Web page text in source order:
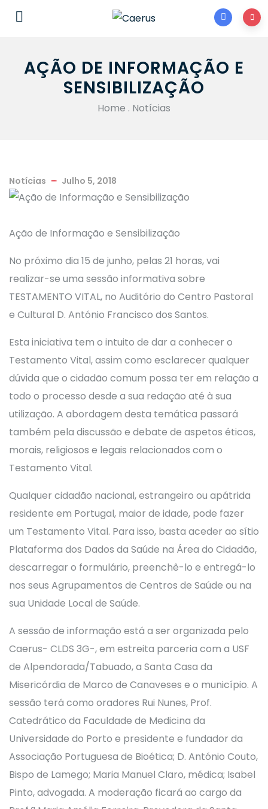
AÇÃO DE INFORMAÇÃO E
SENSIBILIZAÇÃO
Home . Notícias
Notícias Julho 5, 2018
Ação de Informação e Sensibilização
No próximo dia 15 de junho, pelas 21 horas, vai
realizar-se uma sessão informativa sobre
TESTAMENTO VITAL, no Auditório do Centro Pastoral
e Cultural D. António Francisco dos Santos.
Esta iniciativa tem o intuito de dar a conhecer o
Testamento Vital, assim como esclarecer qualquer
dúvida que o cidadão comum possa ter em relação a
todo o processo desde a sua redação até à sua
utilização. A abordagem desta temática passará
também pela discussão e debate de aspetos éticos,
morais, religiosos e legais relacionados com o
Testamento Vital.
Qualquer cidadão nacional, estrangeiro ou apátrida
residente em Portugal, maior de idade, pode fazer
um Testamento Vital. Para isso, basta aceder ao sítio
Plataforma dos Dados da Saúde na Área do Cidadão,
descarregar o formulário, preenchê-lo e entregá-lo
nos seus Agrupamentos de Centros de Saúde ou na
sua Unidade Local de Saúde.
A sessão de informação está a ser organizada pelo
Caerus- CLDS 3G-, em estreita parceria com a USF
de Alpendorada/Tabuado, a Santa Casa da
Misericórdia de Marco de Canaveses e o município. A
sessão terá como oradores Rui Nunes, Prof.
Catedrático da Faculdade de Medicina da
Universidade do Porto e presidente e fundador da
Associação Portuguesa de Bioética; D. António Couto,
Bispo de Lamego; Maria Manuel Claro, médica; Isabel
Pinto, advogada. A moderação ficará ao cargo da